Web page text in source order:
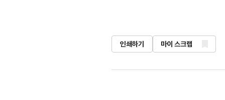
인쇄하기 마이 스크랩